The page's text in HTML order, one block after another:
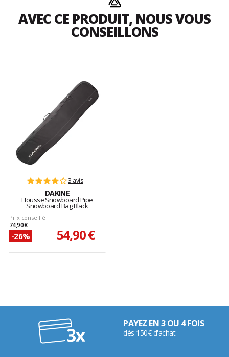
AVEC CE PRODUIT, NOUS VOUS
CONSEILLONS
3 avis
DAKINE
Housse Snowboard Pipe
Snowboard Bag Black
Prix conseillé
74,90 €
-26% 54,90 €
PAYEZ EN 3 OU 4 FOIS
dès 150€ d'achat